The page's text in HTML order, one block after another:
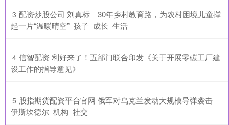
3 ​配资炒股公司 刘真标｜30年乡村教育路，为农村困境儿童撑
起一片“温暖晴空”_孩子_成长_生活
4 ​信智配资 利好来了！五部门联合印发《关于开展零碳工厂建
设工作的指导意见》
5 ​股指期货配资平台官网 俄军对乌克兰发动大规模导弹袭击_
伊斯坎德尔_机构_社交